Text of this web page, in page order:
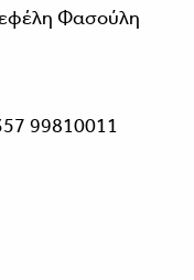
Φασούλη
99810011